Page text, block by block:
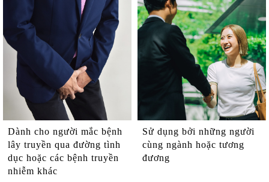
Dành cho người mắc bệnh
lây truyền qua đường tình
dục hoặc các bệnh truyền
nhiễm khác
Sử dụng bởi những người
cùng ngành hoặc tương
đương